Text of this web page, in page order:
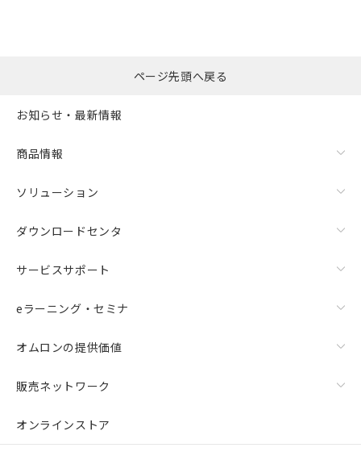
ページ先頭へ戻る
お知らせ・最新情報
商品情報
ソリューション
ダウンロードセンタ
サービスサポート
eラーニング・セミナ
オムロンの提供価値
販売ネットワーク
オンラインストア